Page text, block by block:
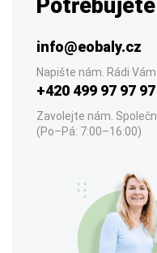
info@eobaly.cz
Napište nám. Rádi
+420 499 97 97 97
Zavolejte nám.
(Po–Pá: 7:00–16:00)